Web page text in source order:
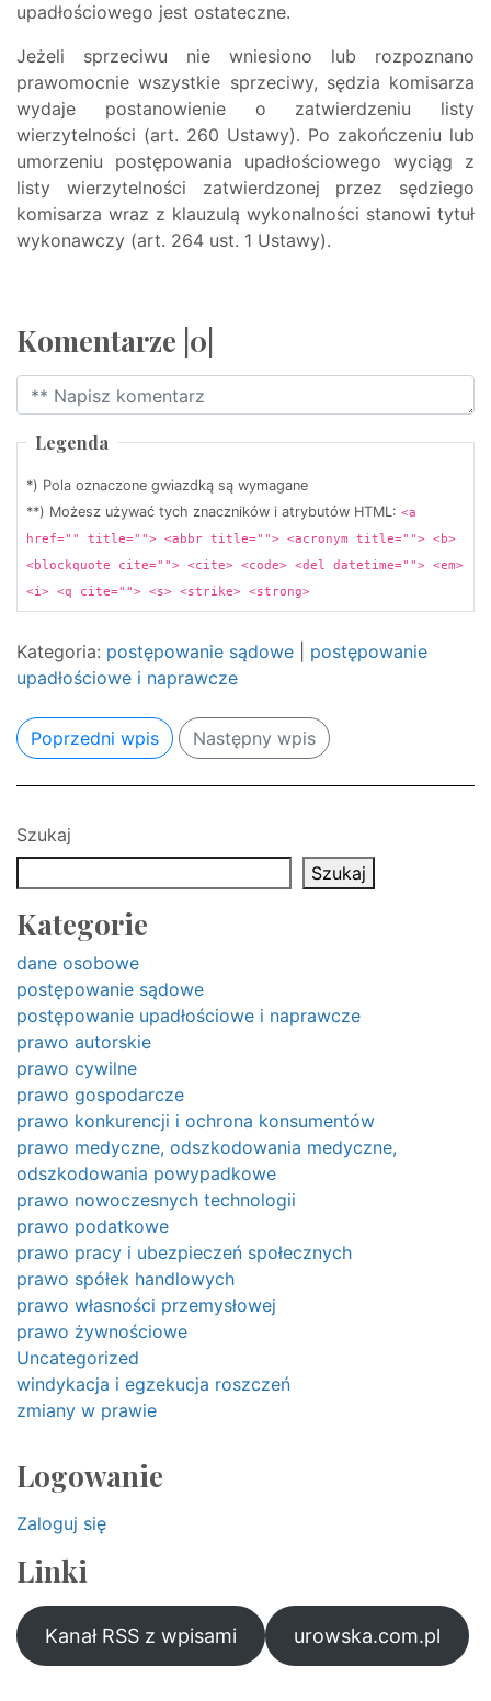
upadłościowego jest ostateczne.
Jeżeli sprzeciwu nie wniesiono lub rozpoznano
prawomocnie wszystkie sprzeciwy, sędzia komisarza
wydaje postanowienie o zatwierdzeniu listy
wierzytelności (art. 260 Ustawy). Po zakończeniu lub
umorzeniu postępowania upadłościowego wyciąg z
listy wierzytelności zatwierdzonej przez sędziego
komisarza wraz z klauzulą wykonalności stanowi tytuł
wykonawczy (art. 264 ust. 1 Ustawy).
Komentarze |0|
Legenda
*) Pola oznaczone gwiazdką są wymagane
**) Możesz używać tych znaczników i atrybutów HTML: <a
href="" title=""> <abbr title=""> <acronym title=""> <b>
<blockquote cite=""> <cite> <code> <del datetime=""> <em>
<i> <q cite=""> <s> <strike> <strong>
Kategoria: postępowanie sądowe
postępowanie
upadłościowe i naprawcze
Poprzedni wpis Następny wpis
Szukaj
Szukaj
Kategorie
dane osobowe
postępowanie sądowe
postępowanie upadłościowe i naprawcze
prawo autorskie
prawo cywilne
prawo gospodarcze
prawo konkurencji i ochrona konsumentów
prawo medyczne, odszkodowania medyczne,
odszkodowania powypadkowe
prawo nowoczesnych technologii
prawo podatkowe
prawo pracy i ubezpieczeń społecznych
prawo spółek handlowych
prawo własności przemysłowej
prawo żywnościowe
Uncategorized
windykacja i egzekucja roszczeń
zmiany w prawie
Logowanie
Zaloguj się
Linki
Kanał RSS z wpisami urowska.com.pl